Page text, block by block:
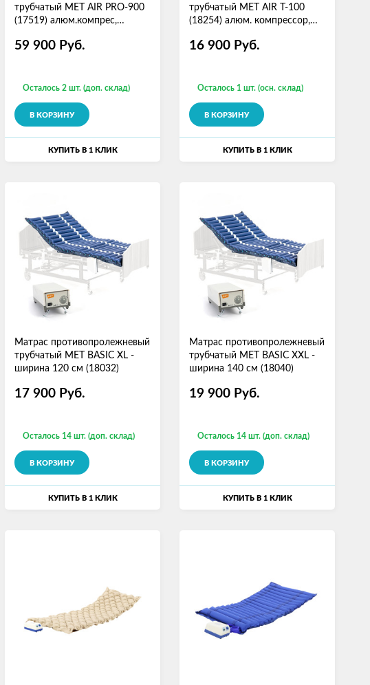
трубчатый MET AIR PRO-900
(17519) алюм.компрес,
59 900 Руб.
Осталось 2 шт. (доп. склад)
В КОРЗИНУ
КУПИТЬ В 1 КЛИК
трубчатый MET AIR T-100
(18254) алюм. компрессор,
16 900 Руб.
Осталось 1 шт. (осн. склад)
В КОРЗИНУ
КУПИТЬ В 1 КЛИК
Матрас противопролежневый
трубчатый MET BASIC XL -
ширина 120 см (18032)
17 900 Руб.
Осталось 14 шт. (доп. склад)
В КОРЗИНУ
КУПИТЬ В 1 КЛИК
Матрас противопролежневый
трубчатый MET BASIC XXL -
ширина 140 см (18040)
19 900 Руб.
Осталось 14 шт. (доп. склад)
В КОРЗИНУ
КУПИТЬ В 1 КЛИК